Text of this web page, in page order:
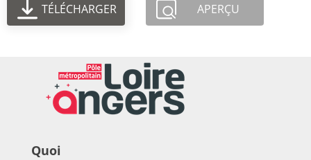
TÉLÉCHARGER APERÇU
Quoi